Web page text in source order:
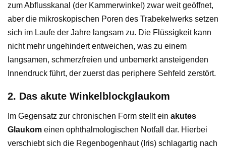
zum Abflusskanal (der Kammerwinkel) zwar weit geöffnet,
aber die mikroskopischen Poren des Trabekelwerks setzen
sich im Laufe der Jahre langsam zu. Die Flüssigkeit kann
nicht mehr ungehindert entweichen, was zu einem
langsamen, schmerzfreien und unbemerkt ansteigenden
Innendruck führt, der zuerst das periphere Sehfeld zerstört.
2. Das akute Winkelblockglaukom
Im Gegensatz zur chronischen Form stellt ein akutes
Glaukom einen ophthalmologischen Notfall dar. Hierbei
verschiebt sich die Regenbogenhaut (Iris) schlagartig nach